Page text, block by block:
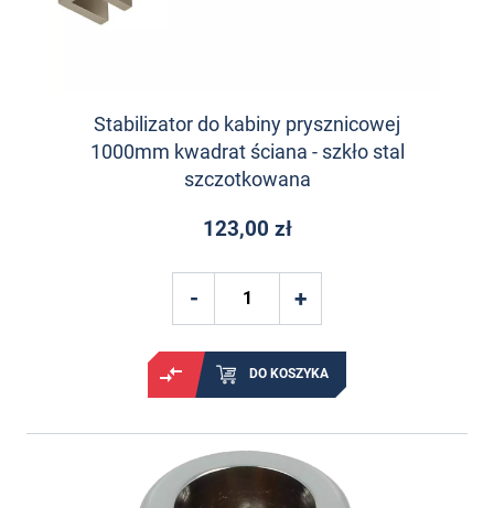
Stabilizator do kabiny prysznicowej
1000mm kwadrat ściana - szkło stal
szczotkowana
123,00 zł
DO KOSZYKA